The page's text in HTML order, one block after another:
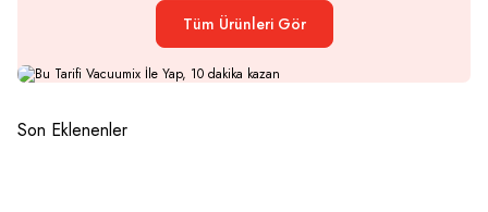
Tüm Ürünleri Gör
Son Eklenenler